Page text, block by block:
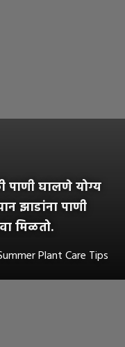
पाणी घालणे योग्य
झाडांना पाणी
मिळतो.
Plant Care Tips